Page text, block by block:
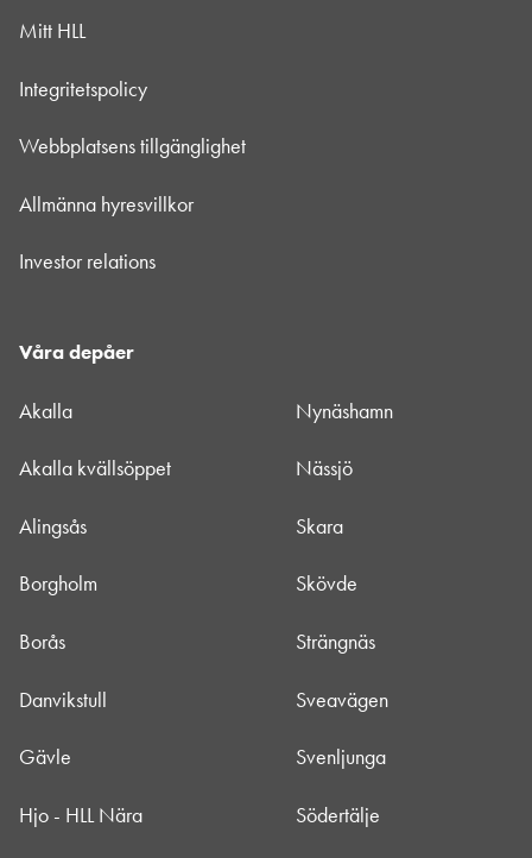
Mitt HLL
Integritetspolicy
Webbplatsens tillgänglighet
Allmänna hyresvillkor
Investor relations
Våra depåer
Akalla
Akalla kvällsöppet
Alingsås
Borgholm
Borås
Danvikstull
Gävle
Hjo - HLL Nära
Nynäshamn
Nässjö
Skara
Skövde
Strängnäs
Sveavägen
Svenljunga
Södertälje